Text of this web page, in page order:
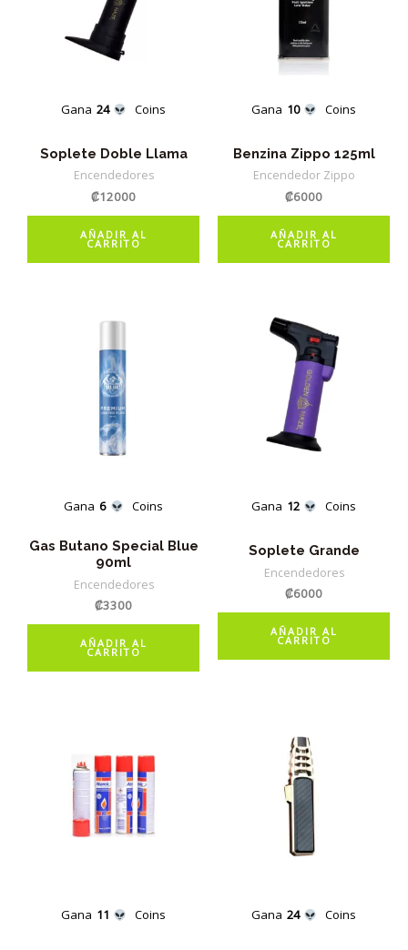
Gana 24 Coins
Soplete Doble Llama
Encendedores
₡12000
AÑADIR AL
CARRITO
Gana 10 Coins
Benzina Zippo 125ml
Encendedor Zippo
₡6000
AÑADIR AL
CARRITO
Gana 6 Coins
Gas Butano Special Blue
90ml
Encendedores
₡3300
AÑADIR AL
CARRITO
Gana 12 Coins
Soplete Grande
Encendedores
₡6000
AÑADIR AL
CARRITO
Gana 11 Coins Gana 24 Coins